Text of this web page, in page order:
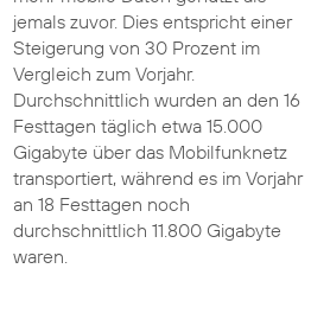
jemals zuvor. Dies entspricht einer
Steigerung von 30 Prozent im
Vergleich zum Vorjahr.
Durchschnittlich wurden an den 16
Festtagen täglich etwa 15.000
Gigabyte über das Mobilfunknetz
transportiert, während es im Vorjahr
an 18 Festtagen noch
durchschnittlich 11.800 Gigabyte
waren.